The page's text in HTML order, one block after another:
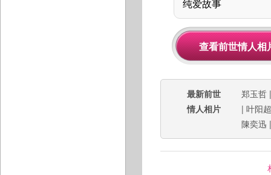
最新前世
情人相片
郑玉哲
| 叶阳超
陳奕迅